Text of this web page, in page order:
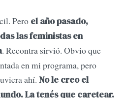
Pero el año pasado,
las feministas en
. Recontra sirvió. Obvio que
en mi programa, pero
ahí. No le creo el
La tenés que caretear.